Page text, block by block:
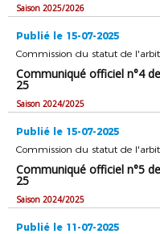
Saison 2025/2026
Publié le 15-07-2025
Commission du statut de
Communiqué officiel n°4
25
Saison 2024/2025
Publié le 15-07-2025
Commission du statut de
Communiqué officiel n°5
25
Saison 2024/2025
Publié le 11-07-2025